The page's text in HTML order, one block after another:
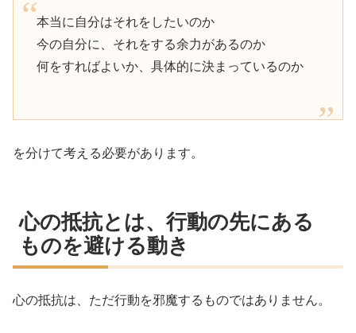
本当に自分はそれをしたいのか
今の自分に、それをする余力があるのか
何をすればよいか、具体的に決まっているのか
を分けて考える必要があります。
心の抵抗とは、行動の先にある
ものを避ける動き
心の抵抗は、ただ行動を邪魔するものではありません。